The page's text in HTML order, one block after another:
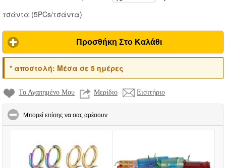
τσάντα (5PCs/τσάντα)
Προσθήκη Στο Καλάθι
*αποστολή: Μέσα σε 5 ημέρες
Το Αγαπημένο Μου Μερίδιο Εισιτήριο
Μπορεί επίσης να σας αρέσουν